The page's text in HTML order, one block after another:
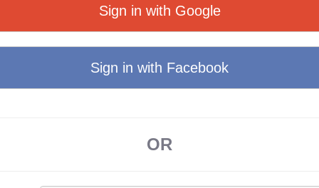
Sign in with Google
Sign in with Facebook
OR